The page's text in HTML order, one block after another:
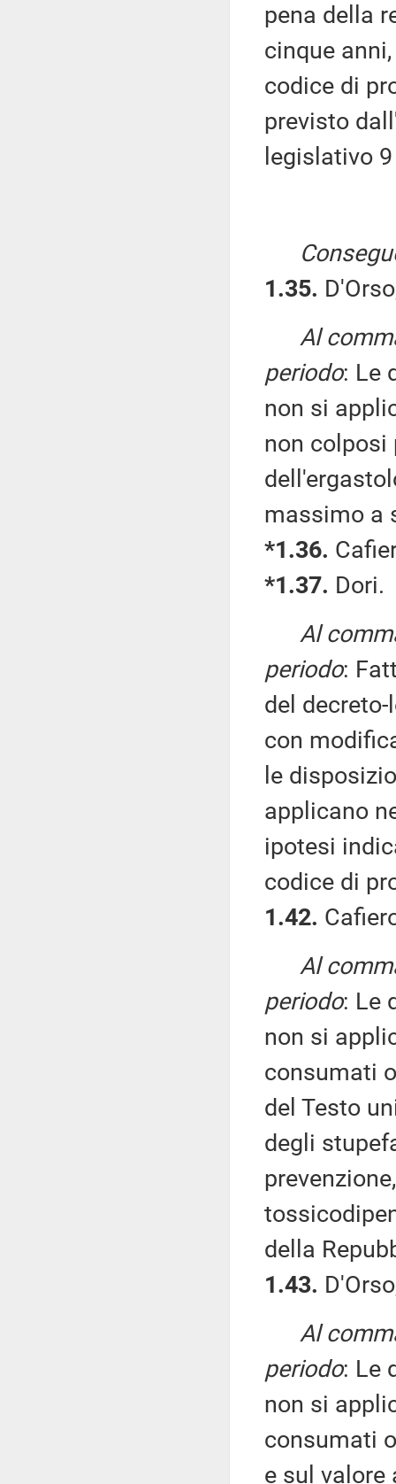
pena della
cinque
codice di
previsto
legislativo
1.35.
Al
periodo: Le
non si
non colposi
massimo a
*1.36.
*1.37. Dori.
Al
periodo:
del
con
le
applicano
ipotesi
codice di
1.42.
Al
periodo: Le
non si
consumati
del Testo
degli
della
1.43.
Al
periodo: Le
non si
consumati
e sul valore